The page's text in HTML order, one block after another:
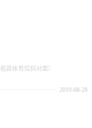
昌体育馆斜对面）
2019-08-28